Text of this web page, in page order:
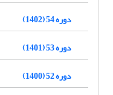
دوره 54 (1402)
دوره 53 (1401)
دوره 52 (1400)